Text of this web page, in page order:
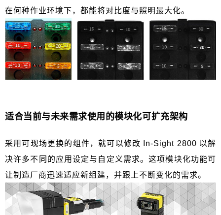
在何种作业环境下，都能将对比度与照明最大化。
适合当前与未来需求使用的模块化可扩充架构
采用可现场更换的组件，就可以修改 In-Sight 2800 以解
决许多不同的应用设定与自定义需求。这项模块化功能可
让制造厂商迅速适应新组建，并跟上不断变化的需求。